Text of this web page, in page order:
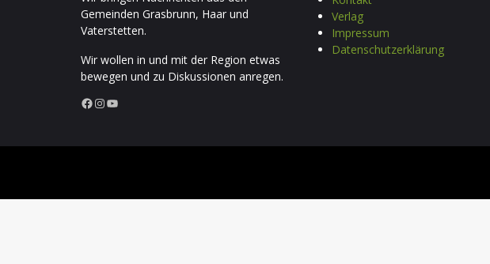
Gemeinden Grasbrunn, Haar und
Vaterstetten.
Wir wollen in und mit der Region etwas
bewegen und zu Diskussionen anregen.
Facebook InstagramYouTube
Verlag
Impressum
Datenschutzerklärung